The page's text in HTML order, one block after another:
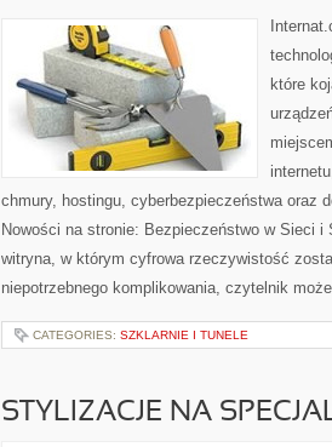
które
chmury, hostingu, cyberbezpieczeństwa oraz
Nowości na stronie: Bezpieczeństwo w Sieci i
witryna, w którym cyfrowa rzeczywistość
niepotrzebnego komplikowania, czytelnik
CATEGORIES: SZKLARNIE I TUNELE
STYLIZACJE NA